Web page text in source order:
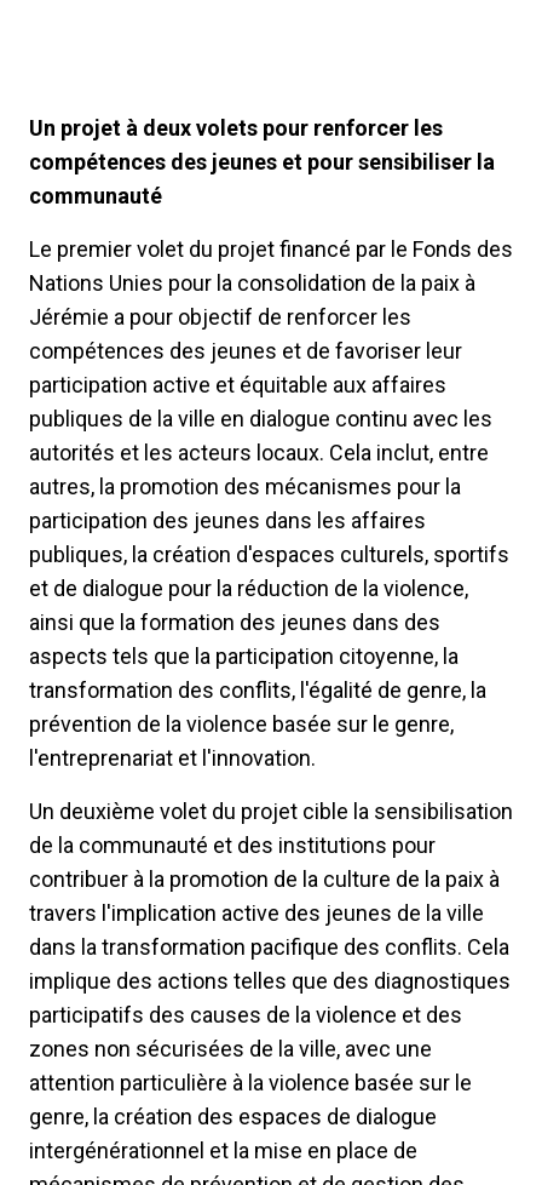
Un projet à deux volets pour renforcer les
compétences des jeunes et pour sensibiliser la
communauté
Le premier volet du projet financé par le Fonds des
Nations Unies pour la consolidation de la paix à
Jérémie a pour objectif de renforcer les
compétences des jeunes et de favoriser leur
participation active et équitable aux affaires
publiques de la ville en dialogue continu avec les
autorités et les acteurs locaux. Cela inclut, entre
autres, la promotion des mécanismes pour la
participation des jeunes dans les affaires
publiques, la création d'espaces culturels, sportifs
et de dialogue pour la réduction de la violence,
ainsi que la formation des jeunes dans des
aspects tels que la participation citoyenne, la
transformation des conflits, l'égalité de genre, la
prévention de la violence basée sur le genre,
l'entreprenariat et l'innovation.
Un deuxième volet du projet cible la sensibilisation
de la communauté et des institutions pour
contribuer à la promotion de la culture de la paix à
travers l'implication active des jeunes de la ville
dans la transformation pacifique des conflits. Cela
implique des actions telles que des diagnostiques
participatifs des causes de la violence et des
zones non sécurisées de la ville, avec une
attention particulière à la violence basée sur le
genre, la création des espaces de dialogue
intergénérationnel et la mise en place de